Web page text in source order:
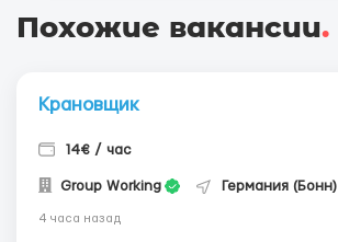
Похожие вакансии.
Крановщик
14€ / час
Group Working Германия (Бонн)
4 часа назад